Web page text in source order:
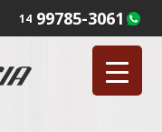
14 99785-3061